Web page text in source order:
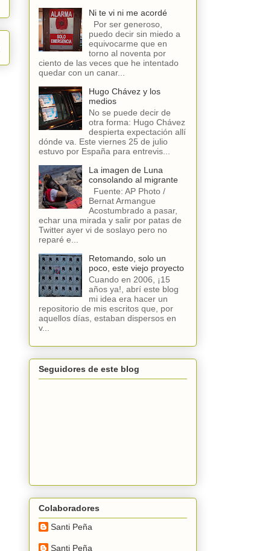
Ni te vi ni me acordé
Por ser generoso,
puedo decir sin miedo a
equivocarme que en
torno al noventa por
ciento de las veces que he intentado
quedar con un canar...
Hugo Chávez y los
medios
No se puede decir de
otra forma: Hugo Chávez
despierta expectación allí
dónde va. Este viernes 25 de julio
estuvo por España para entrevis...
La imagen de Luna
consolando al migrante
Fuente: AP Photo /
Bernat Armangue
Acostumbrado a pasar,
echar una mirada y salir por patas de
Twitter ayer vi de soslayo pero no
reparé e...
Retomando, solo un
poco, este viejo proyecto
Cuando en 2006, ¡15
años ya!, abrí este blog
mi idea era hacer un
repositorio de mis escritos que, por
aquellos días, estaban dispersos en
v...
Seguidores de este blog
Colaboradores
Santi Peña
Santi Peña